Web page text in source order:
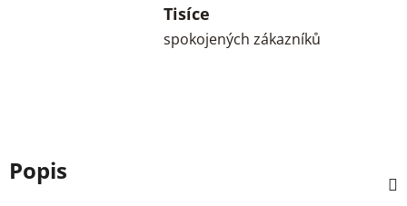
Tisíce
spokojených zákazníků
Popis